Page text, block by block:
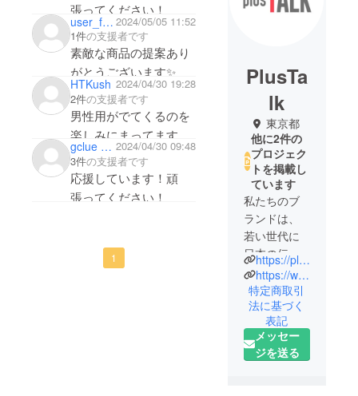
張ってください！
user_fc1b87e5c1f4 2024/05/05 11:52
1件の支援者です
素敵な商品の提案あり
がとうございます✨
HTKush 2024/04/30 19:28
2件の支援者です
男性用がでてくるのを
楽しみにまってます！
（スニーカーが特に待
gclue kuro 2024/04/30 09:48
3件の支援者です
応援しています！頑
張ってください！
1
PlusTa
lk
東京都
他に2件の
プロジェク
トを掲載し
ています
私たちのブ
ランドは、
若い世代に
日本の伝統
的な美しさ
を着物文化
を通して伝
えたいと
思っていま
す。
https://plustalk.online
https://www.instagram.com/plustalk_kimono
特定商取引
法に基づく
表記
メッセー
ジを送る